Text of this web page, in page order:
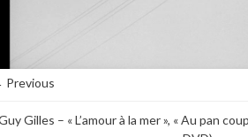
Gilles – « L’amour à la mer », « Au pan